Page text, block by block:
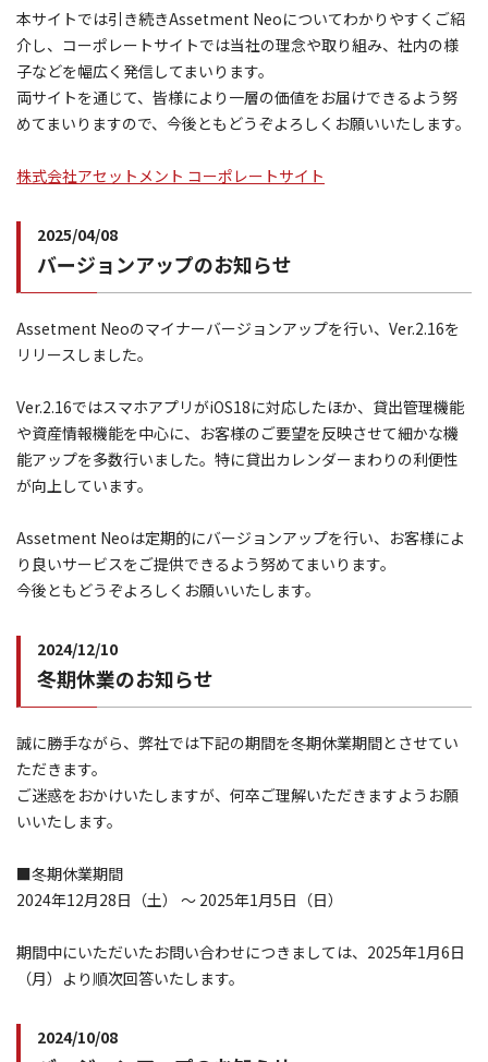
本サイトでは引き続きAssetment Neoについてわかりやすくご紹
介し、コーポレートサイトでは当社の理念や取り組み、社内の様
子などを幅広く発信してまいります。
両サイトを通じて、皆様により一層の価値をお届けできるよう努
めてまいりますので、今後ともどうぞよろしくお願いいたします。
株式会社アセットメント コーポレートサイト
2025/04/08
バージョンアップのお知らせ
Assetment Neoのマイナーバージョンアップを行い、Ver.2.16を
リリースしました。
Ver.2.16ではスマホアプリがiOS18に対応したほか、貸出管理機能
や資産情報機能を中心に、お客様のご要望を反映させて細かな機
能アップを多数行いました。特に貸出カレンダーまわりの利便性
が向上しています。
Assetment Neoは定期的にバージョンアップを行い、お客様によ
り良いサービスをご提供できるよう努めてまいります。
今後ともどうぞよろしくお願いいたします。
2024/12/10
冬期休業のお知らせ
誠に勝手ながら、弊社では下記の期間を冬期休業期間とさせてい
ただきます。
ご迷惑をおかけいたしますが、何卒ご理解いただきますようお願
いいたします。
■冬期休業期間
2024年12月28日（土） ～ 2025年1月5日（日）
期間中にいただいたお問い合わせにつきましては、2025年1月6日
（月）より順次回答いたします。
2024/10/08